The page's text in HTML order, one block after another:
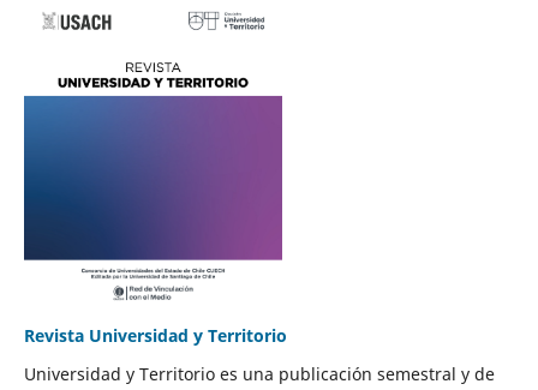
Revista Universidad y Territorio
Universidad y Territorio es una publicación semestral y de